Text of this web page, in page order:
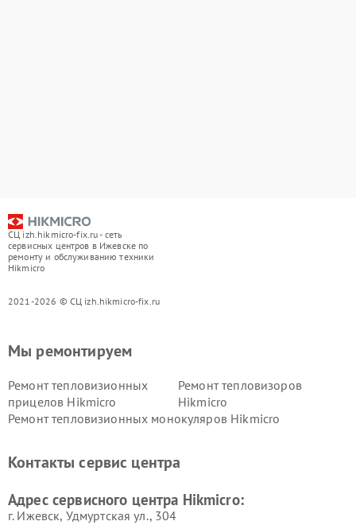
СЦ izh.hikmicro-fix.ru - сеть
сервисных центров в Ижевске по
ремонту и обслуживанию техники
Hikmicro
2021-2026 © СЦ izh.hikmicro-fix.ru
Мы ремонтируем
Ремонт тепловизионных
прицелов Hikmicro
Ремонт тепловизоров
Hikmicro
Ремонт тепловизионных монокуляров Hikmicro
Контакты сервис центра
Адрес сервисного центра Hikmicro:
г. Ижевск, Удмуртская ул., 304